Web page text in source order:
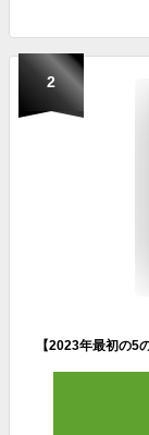
2